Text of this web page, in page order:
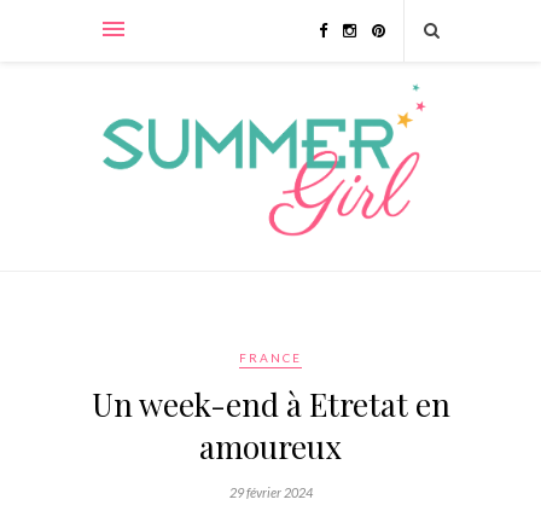
FRANCE
Un week-end à Etretat en
amoureux
29 février 2024